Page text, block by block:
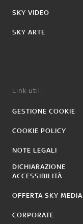
SKY VIDEO
SKY ARTE
Link utili:
GESTIONE COOKIE
COOKIE POLICY
NOTE LEGALI
DICHIARAZIONE
ACCESSIBILITÀ
OFFERTA SKY MEDIA
CORPORATE